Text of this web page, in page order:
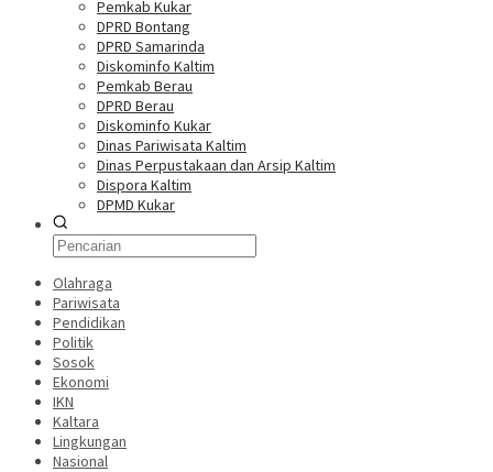
Pemkab Kukar
DPRD Bontang
DPRD Samarinda
Diskominfo Kaltim
Pemkab Berau
DPRD Berau
Diskominfo Kukar
Dinas Pariwisata Kaltim
Dinas Perpustakaan dan Arsip Kaltim
Dispora Kaltim
DPMD Kukar
Olahraga
Pariwisata
Pendidikan
Politik
Sosok
Ekonomi
IKN
Kaltara
Lingkungan
Nasional